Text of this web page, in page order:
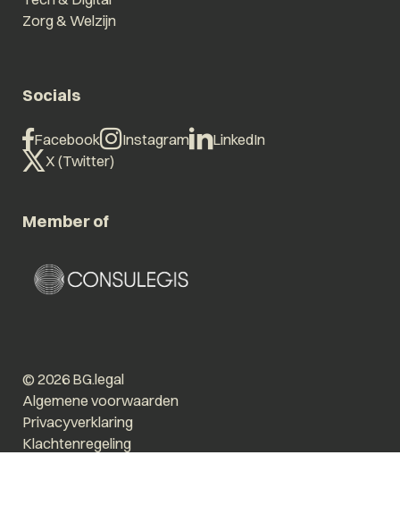
Zorg & Welzijn
Socials
Facebook Instagram
LinkedIn
X (Twitter)
Member of
© 2026 BG.legal
Algemene voorwaarden
Privacyverklaring
Klachtenregeling